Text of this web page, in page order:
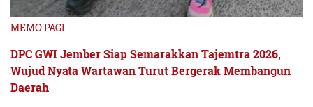
MEMO PAGI
DPC GWI Jember Siap Semarakkan Tajemtra 2026,
Wujud Nyata Wartawan Turut Bergerak Membangun
Daerah